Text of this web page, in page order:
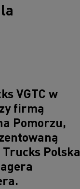
VGTC w
firmą
Pomorzu,
Polska